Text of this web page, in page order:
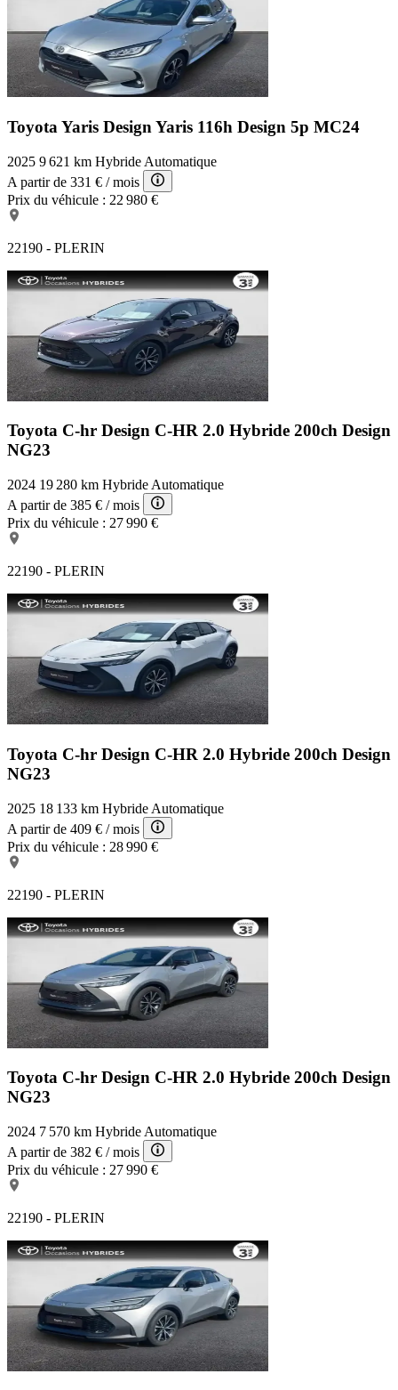
Toyota Yaris Design Yaris 116h Design 5p MC24
2025 9 621 km Hybride Automatique
A partir de 331 € / mois
Prix du véhicule : 22 980 €
22190 - PLERIN
Toyota C-hr Design C-HR 2.0 Hybride 200ch Design
NG23
2024 19 280 km Hybride Automatique
A partir de 385 € / mois
Prix du véhicule : 27 990 €
22190 - PLERIN
Toyota C-hr Design C-HR 2.0 Hybride 200ch Design
NG23
2025 18 133 km Hybride Automatique
A partir de 409 € / mois
Prix du véhicule : 28 990 €
22190 - PLERIN
Toyota C-hr Design C-HR 2.0 Hybride 200ch Design
NG23
2024 7 570 km Hybride Automatique
A partir de 382 € / mois
Prix du véhicule : 27 990 €
22190 - PLERIN